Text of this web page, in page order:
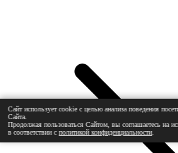
Сайт использует cookie с целью анализа поведения
Сайта.
Продолжая пользоваться Сайтом, вы соглашаетесь на
в соответствии сполитикой конфиденциальности.